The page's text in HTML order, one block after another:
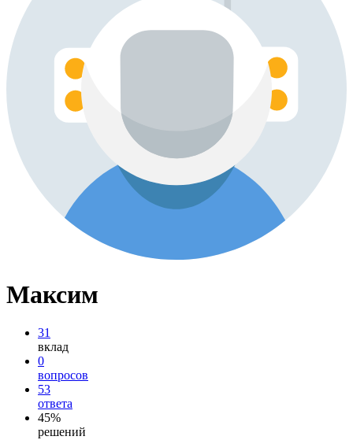
Максим
31
вклад
0
вопросов
53
ответа
45%
решений